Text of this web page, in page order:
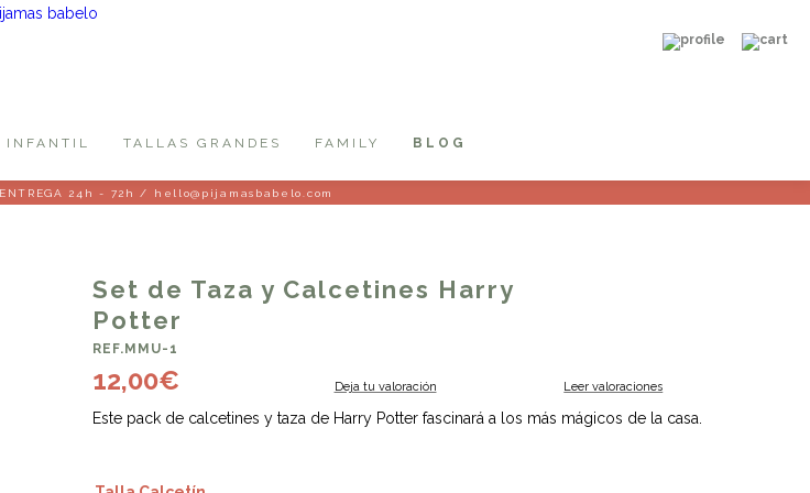
INFANTIL TALLAS GRANDES FAMILY BLOG
ENTREGA 24h - 72h / hello@pijamasbabelo.com
Set de Taza y Calcetines Harry
Potter
REF.MMU-1
Leer valoraciones
Deja tu valoración
12,00€
Este pack de calcetines y taza de Harry Potter fascinará a los más mágicos de la casa.